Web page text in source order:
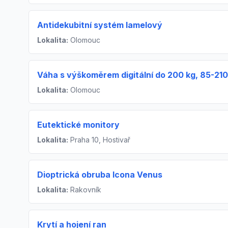
Antidekubitní systém lamelový
Lokalita: Olomouc
Váha s výškoměrem digitální do 200 kg, 85-
Lokalita: Olomouc
Eutektické monitory
Lokalita: Praha 10, Hostivař
Dioptrická obruba Icona Venus
Lokalita: Rakovník
Krytí a hojení ran